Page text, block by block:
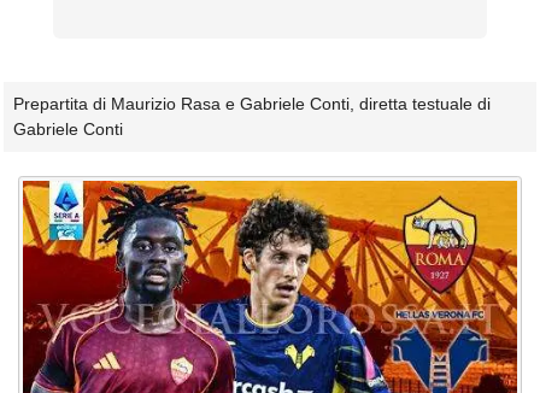
Prepartita di Maurizio Rasa e Gabriele Conti, diretta testuale di
Gabriele Conti